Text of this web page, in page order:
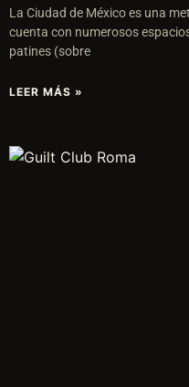
La Ciudad de México es una
cuenta con numerosos
patines (sobre
LEER MÁS »